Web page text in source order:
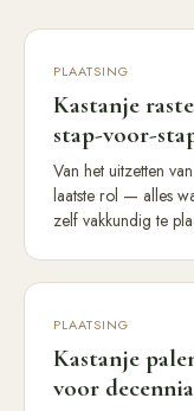
PLAATSING
Kastanje
stap-voor-
Van het uitzetten
laatste rol — alles
zelf vakkundig te
PLAATSING
Kastanje
voor decennia